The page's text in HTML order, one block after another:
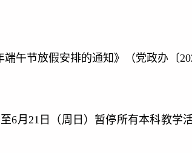
端午节放假安排的通知》（党政办〔
6月21日（周日）暂停所有本科教学